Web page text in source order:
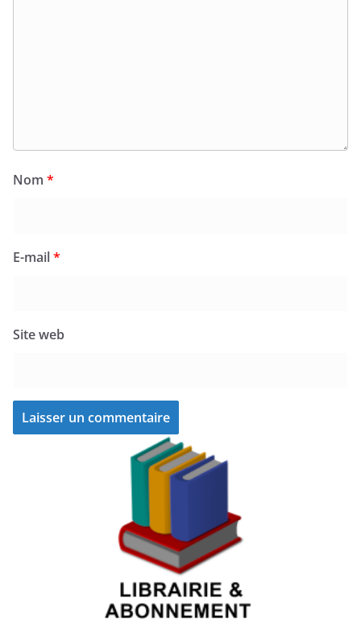
Nom *
E-mail*
Site web